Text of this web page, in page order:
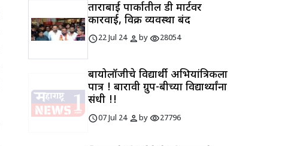
ताराबाई पार्कातील डी मार्टवर
कारवाई, विक्री व्यवस्था बंद
schedule22 Jul 24 personbyvisibility28054
बायोलॉजीचे विद्यार्थी अभियांत्रिकीला
पात्र ! बारावी ग्रुप-बीच्या विद्यार्थ्यांना
संधी !!
schedule07 Jul 24 personbyvisibility27796